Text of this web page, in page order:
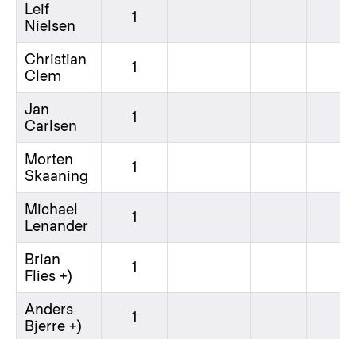
Leif
Nielsen
1
Christian
Clem
1
Jan
Carlsen
1
Morten
Skaaning
1
Michael
Lenander
1
Brian
Flies +)
1
Anders
Bjerre +)
1